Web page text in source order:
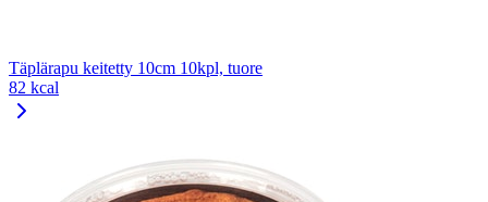
Täplärapu keitetty 10cm 10kpl, tuore
82 kcal